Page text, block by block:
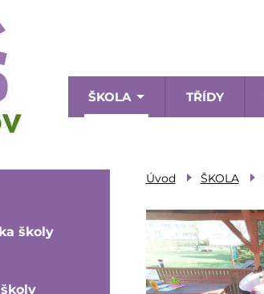
Menu
navigace
ŠKOLA TŘÍDY
školy
Úvod ŠKOLA